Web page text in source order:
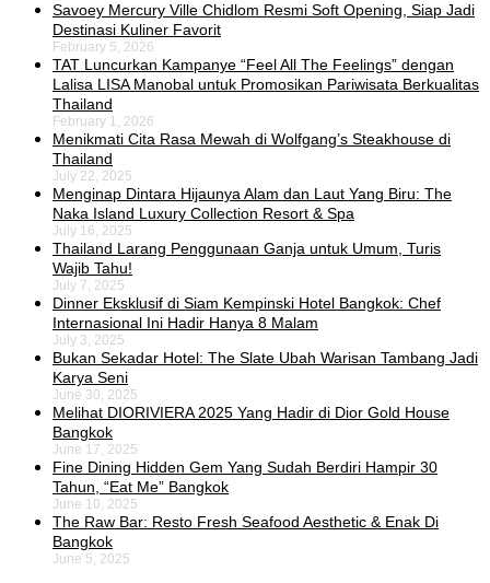
Savoey Mercury Ville Chidlom Resmi Soft Opening, Siap Jadi
Destinasi Kuliner Favorit
February 5, 2026
TAT Luncurkan Kampanye “Feel All The Feelings” dengan
Lalisa LISA Manobal untuk Promosikan Pariwisata Berkualitas
Thailand
February 1, 2026
Menikmati Cita Rasa Mewah di Wolfgang’s Steakhouse di
Thailand
July 22, 2025
Menginap Dintara Hijaunya Alam dan Laut Yang Biru: The
Naka Island Luxury Collection Resort & Spa
July 16, 2025
Thailand Larang Penggunaan Ganja untuk Umum, Turis
Wajib Tahu!
July 7, 2025
Dinner Eksklusif di Siam Kempinski Hotel Bangkok: Chef
Internasional Ini Hadir Hanya 8 Malam
July 3, 2025
Bukan Sekadar Hotel: The Slate Ubah Warisan Tambang Jadi
Karya Seni
June 30, 2025
Melihat DIORIVIERA 2025 Yang Hadir di Dior Gold House
Bangkok
June 17, 2025
Fine Dining Hidden Gem Yang Sudah Berdiri Hampir 30
Tahun, “Eat Me” Bangkok
June 10, 2025
The Raw Bar: Resto Fresh Seafood Aesthetic & Enak Di
Bangkok
June 5, 2025